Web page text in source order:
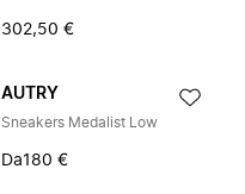
302,50 €
AUTRY
Sneakers Medalist Low
Da180 €